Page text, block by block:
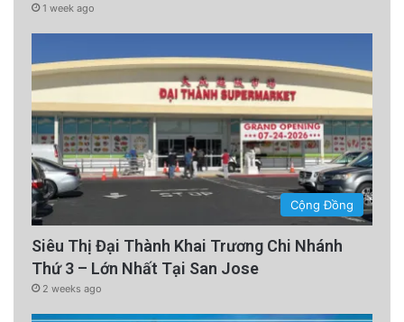
1 week ago
Cộng Đồng
Siêu Thị Đại Thành Khai Trương Chi Nhánh
Thứ 3 – Lớn Nhất Tại San Jose
2 weeks ago